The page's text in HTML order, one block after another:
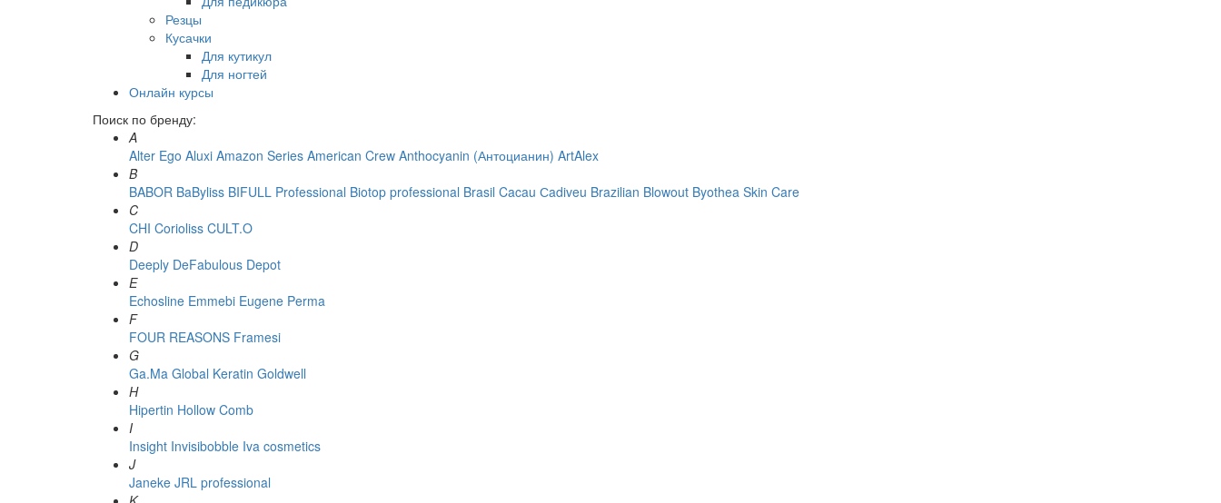
Резцы
Кусачки
Для кутикул
Для ногтей
Онлайн курсы
Поиск по бренду:
A
Alter Ego Aluxi Amazon Series American Crew Anthocyanin (Антоцианин) ArtAlex
B
BABOR BaByliss BIFULL Professional Biotop professional Brasil Cacau Сadiveu Brazilian Blowout Byothea Skin Care
C
CHI Corioliss CULT.O
D
Deeply DeFabulous Depot
E
Echosline Emmebi Eugene Perma
F
FOUR REASONS Framesi
G
Ga.Ma Global Keratin Goldwell
H
Hipertin Hollow Comb
I
Insight Invisibobble Iva cosmetics
J
Janeke JRL professional